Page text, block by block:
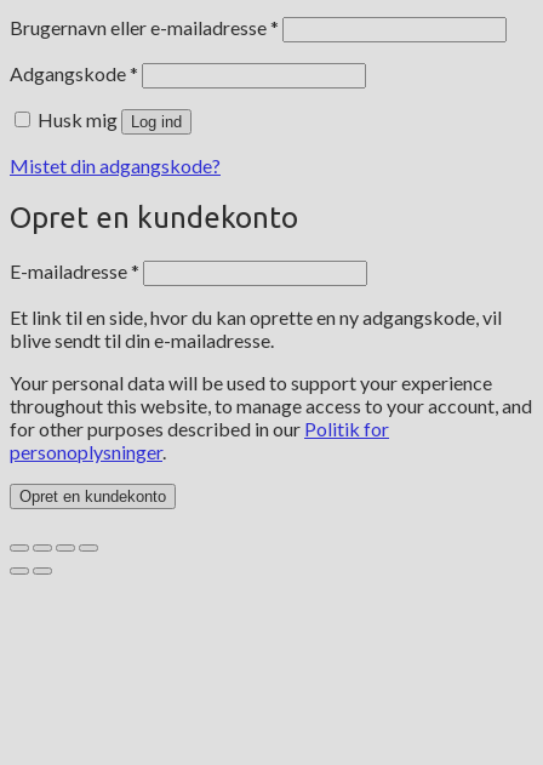
Brugernavn eller e-mailadresse* Påkrævet
Adgangskode* Påkrævet
Husk mig Log ind
Mistet din adgangskode?
Opret en kundekonto
E-mailadresse* Påkrævet
Et link til en side, hvor du kan oprette en ny adgangskode, vil
blive sendt til din e-mailadresse.
Your personal data will be used to support your experience
throughout this website, to manage access to your account, and
for other purposes described in our Politik for
personoplysninger.
Opret en kundekonto